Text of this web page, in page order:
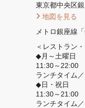
東京都中央区
地図を見る
メトロ銀座線
＜レストラン
◆月～土曜日
11:30～22:00
ランチタイム
◆日・祝日
11:30～21:00
ランチタイム